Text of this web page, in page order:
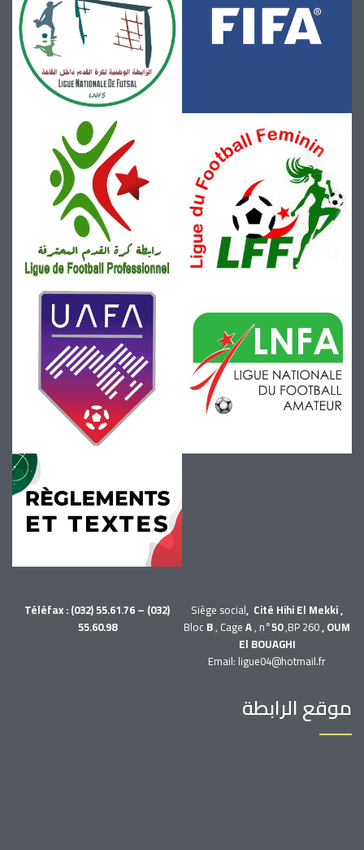
Siège social, Cité Hihi El Mekki ,
BlocB, CageA, n°50,BP 260, OUM
El BOUAGHI
Téléfax : (032) 55.61.76 – (032)
55.60.98
Email: ligue04@hotmail.fr
موقع الرابطة